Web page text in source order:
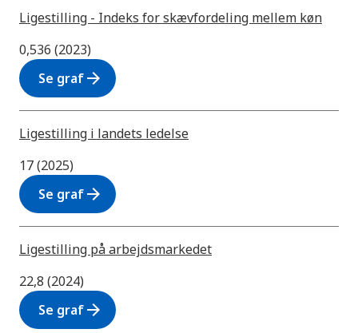
Ligestilling - Indeks for skævfordeling mellem køn
0,536 (2023)
Se grafarrow_forward
Ligestilling i landets ledelse
17 (2025)
Se grafarrow_forward
Ligestilling på arbejdsmarkedet
22,8 (2024)
Se grafarrow_forward